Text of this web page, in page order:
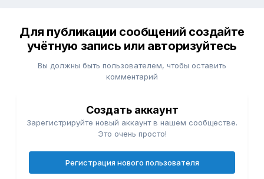
Для публикации сообщений создайте
учётную запись или авторизуйтесь
Вы должны быть пользователем, чтобы оставить
комментарий
Создать аккаунт
Зарегистрируйте новый аккаунт в нашем сообществе.
Это очень просто!
Регистрация нового пользователя